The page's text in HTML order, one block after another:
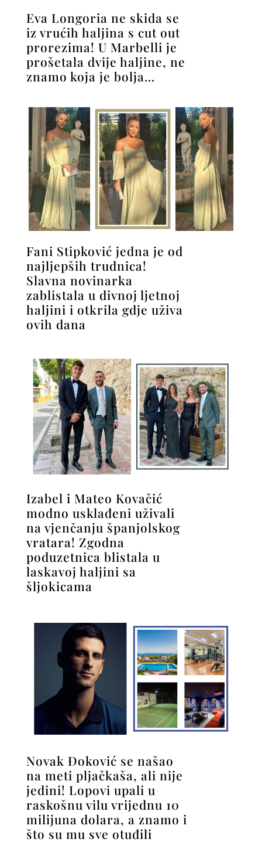
Eva Longoria ne skida se
iz vrućih haljina s cut out
prorezima! U Marbelli je
prošetala dvije haljine, ne
znamo koja je bolja…
Fani Stipković jedna je od
najljepših trudnica!
Slavna novinarka
zablistala u divnoj ljetnoj
haljini i otkrila gdje uživa
ovih dana
Izabel i Mateo Kovačić
modno usklađeni uživali
na vjenčanju španjolskog
vratara! Zgodna
poduzetnica blistala u
laskavoj haljini sa
šljokicama
Novak Đoković se našao
na meti pljačkaša, ali nije
jedini! Lopovi upali u
raskošnu vilu vrijednu 10
milijuna dolara, a znamo i
što su mu sve otuđili